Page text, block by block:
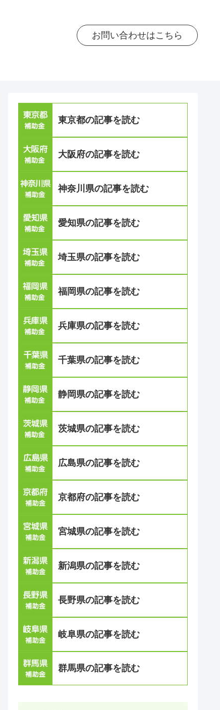
お問い合わせはこちら
東京都の記事を読む
大阪府の記事を読む
神奈川県の記事を読む
愛知県の記事を読む
埼玉県の記事を読む
福岡県の記事を読む
兵庫県の記事を読む
千葉県の記事を読む
静岡県の記事を読む
茨城県の記事を読む
広島県の記事を読む
京都府の記事を読む
宮城県の記事を読む
新潟県の記事を読む
長野県の記事を読む
岐阜県の記事を読む
群馬県の記事を読む